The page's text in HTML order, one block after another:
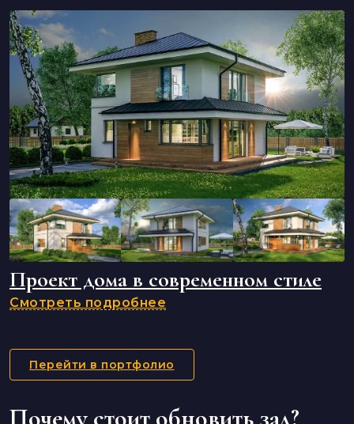
Проект дома в современном стиле
Смотреть подробнее
Перейти в портфолио